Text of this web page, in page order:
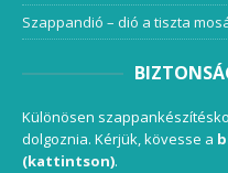
Szappandió – dió a tiszta
Különösen
dolgoznia. Kérjük, kövesse a
(kattintson).